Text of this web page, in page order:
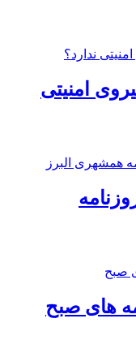
امنیتی
های صبح